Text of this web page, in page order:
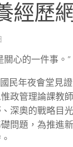
經歷網
關心的一件事。”
民年夜會堂
政管理論課教
深奧的戰略目
問題，為推進